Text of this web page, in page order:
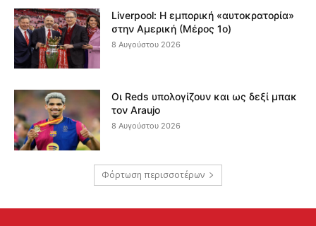
Liverpool: Η εμπορική «αυτοκρατορία»
στην Αμερική (Μέρος 1ο)
8 Αυγούστου 2026
Οι Reds υπολογίζουν και ως δεξί μπακ
τον Araujo
8 Αυγούστου 2026
Φόρτωση περισσοτέρων